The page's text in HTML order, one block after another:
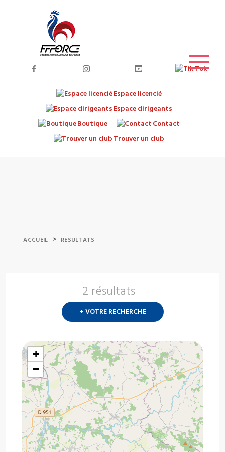
Espace licencié
Espace dirigeants
Boutique
Contact
Trouver un club
ACCUEIL > RESULTATS
2 résultats
+ VOTRE RECHERCHE
+
−